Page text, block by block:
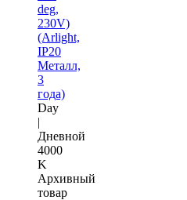
deg,
230V)
(Arlight,
IP20
Металл,
3
года)
Day
|
Дневной
4000
K
Архивный
товар